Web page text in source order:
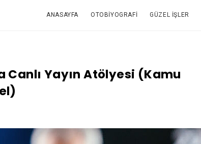
ANASAYFA OTOBIYOGRAFI GÜZEL İŞLER
Yayın Atölyesi (Kamu